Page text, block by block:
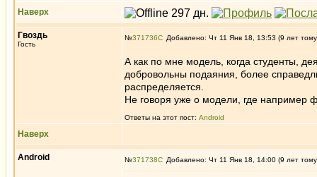
Наверх
Гвоздь
Гость
№371736 Добавлено: Чт 11 Янв 18, 13:53 (9 лет
А как по мне модель, когда студенты,
добровольны подаяния, более
распределяется.
Не говоря уже о модели, где например
Ответы на этот пост: Android
Наверх
Android №371738 Добавлено: Чт 11 Янв 18, 14:00 (9 лет